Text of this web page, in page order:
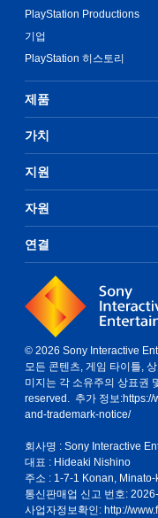
PlayStation Productions
기업
PlayStation 히스토리
제품
가치
지원
자원
연결
© 2026 Sony Interactive
모든 콘텐츠, 게임 타이틀,
미지는 각 소유주의 상표권
reserved. 추가 정보:https://
and-trademark-notice/
회사명 : Sony Interactive
대표 : Hideaki Nishino
주소 : 1-7-1 Konan,
통신판매업 신고 번호:
사업자정보확인: http://